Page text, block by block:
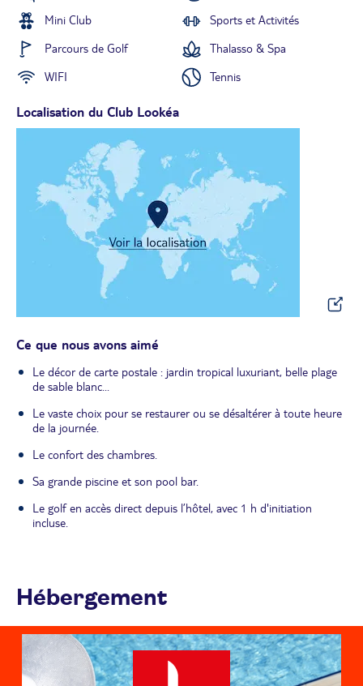
Mini Club
Sports et Activités
Parcours de Golf
Thalasso & Spa
WIFI
Tennis
Localisation du Club Lookéa
Ce que nous avons aimé
Le décor de carte postale : jardin tropical luxuriant, belle plage
de sable blanc...
Le vaste choix pour se restaurer ou se désaltérer à toute heure
de la journée.
Le confort des chambres.
Sa grande piscine et son pool bar.
Le golf en accès direct depuis l’hôtel, avec 1 h d'initiation
incluse.
Hébergement